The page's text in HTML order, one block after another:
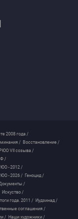
2008 года /
/ Восстановление /
VII созыва /
/
- 2012 /
- 2026 / Геноцид /
/
Искуство /
года. 2011 / Иудзинад /
соглашения /
/ Наши художники /